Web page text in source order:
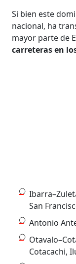
Si bien este
nacional, ha
mayor parte de
carreteras en
San
Antonio
Cotacachi,